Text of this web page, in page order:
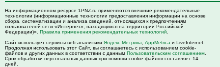
На информационном ресурсе 1PNZ.ru применяются внешние рекомендательные
технологии (информационные технологии предоставления информации на основе
сбора, систематизации и анализа сведений, относящихся к предпочтениям
пользователей сети «Интернет», находящихся на территории Российской
Федерации)». Правила применения рекомендательных технологий
Сайт использует сервисы веб-аналитики Яндекс Метрика AppMetrica и LiveInternet.
Продолжая использовать этот Сайт, вы соглашаетесь с использованием cookie-
файлов и других данных в соответствии с данным Пользовательским соглашением
Срок обработки персональных данных при помощи cookie-файлов составляет 14
дней.